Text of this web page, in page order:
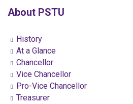
About PSTU
History
At a Glance
Chancellor
Vice Chancellor
Pro-Vice Chancellor
Treasurer